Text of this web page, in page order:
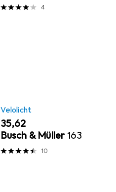
4
Velolicht
EUR
35,62
Busch & Müller 163
10